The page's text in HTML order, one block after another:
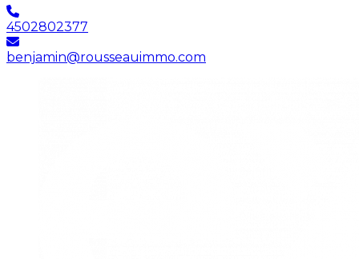
4502802377
benjamin@rousseauimmo.com